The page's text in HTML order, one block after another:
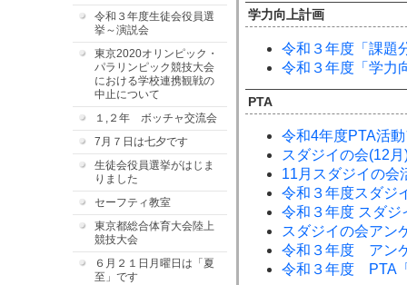
令和３年度生徒会役員選
挙～演説会
東京2020オリンピック・
パラリンピック競技大会
における学校連携観戦の
中止について
１,２年 ボッチャ交流会
7月７日は七夕です
生徒会役員選挙がはじま
りました
セーフティ教室
東京都総合体育大会陸上
競技大会
６月２１日月曜日は「夏
至」です
学力向上計画
令和３年度「課題
令和３年度「学力
PTA
令和4年度PTA活
スダジイの会(12
11月スダジイの会
令和３年度スダジ
令和３年度 スダジ
スダジイの会アン
令和３年度 アン
令和３年度 PTA